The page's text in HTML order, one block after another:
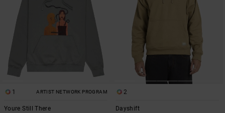
1 ARTIST NETWORK PROGRAM
Youre Still There
2
Dayshift